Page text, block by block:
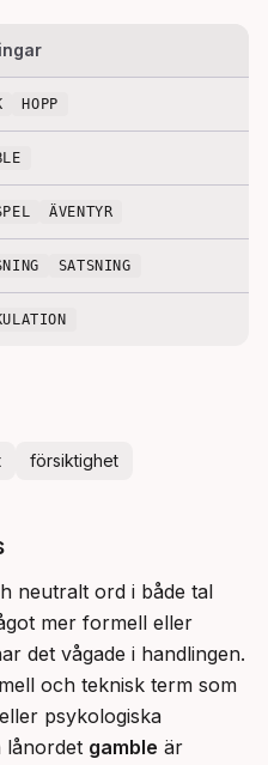
HOPP
ÄVENTYR
SATSNING
försiktighet
neutralt ord i både tal
mer formell eller
och teknisk term som
psykologiska
lånordet gamble är